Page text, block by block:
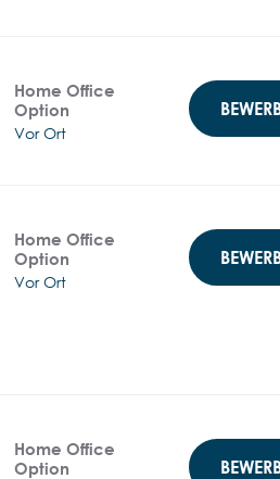
Home Office
Option
Vor Ort
Home Office
Option
Vor Ort
Home Office
Option